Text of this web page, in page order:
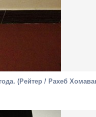
(Рейтер / Рахеб